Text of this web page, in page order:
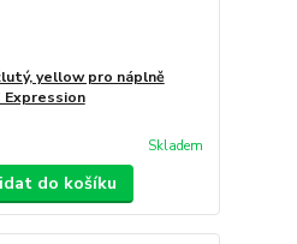
yellow pro náplně
Expression
Skladem
do košíku